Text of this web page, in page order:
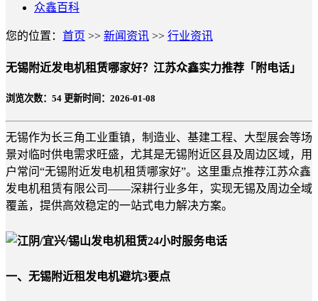
众鑫百科
您的位置： 首页 >> 新闻资讯 >> 行业资讯
无锡附近发电机租赁哪家好？江苏众鑫实力推荐「附电话」
浏览次数： 54 更新时间：2026-01-08
无锡作为长三角工业重镇，制造业、基建工程、大型展会等场
景对临时供电需求旺盛，尤其是无锡附近区县及周边区域，用
户常问“无锡附近发电机租赁哪家好”。这里重点推荐江苏众鑫
发电机租赁有限公司——深耕行业多年，实现无锡及周边全域
覆盖，提供高效稳定的一站式电力解决方案。
一、无锡附近租发电机避坑3要点